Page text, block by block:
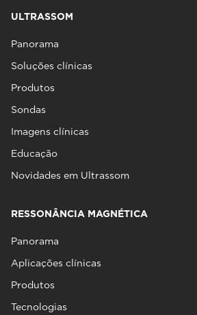
ULTRASSOM
Panorama
Soluções clínicas
Produtos
Sondas
Imagens clínicas
Educação
Novidades em Ultrassom
RESSONÂNCIA MAGNÉTICA
Panorama
Aplicações clínicas
Produtos
Tecnologias